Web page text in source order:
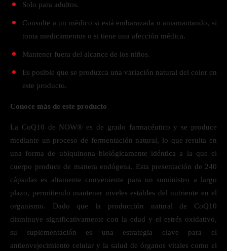
Solo para adultos.
Consulte a un médico si está embarazada o amamantando, si
toma medicamentos o si tiene una afección médica.
Mantener fuera del alcance de los niños.
Es posible que se produzca una variación natural del color en
este producto.
Conoce más de este producto
La CoQ10 de NOW® es de grado farmacéutico y se produce
mediante un proceso de fermentación natural, lo que resulta en
una forma de ubiquinona biológicamente idéntica a la que el
cuerpo produce de manera endógena. Esta presentación de 240
cápsulas es altamente conveniente para un suministro a largo
plazo, permitiendo mantener niveles estables del nutriente en el
organismo. Dado que la producción natural de CoQ10
disminuye significativamente con la edad y el estrés oxidativo,
su suplementación es una estrategia clave para el
antienvejecimiento celular y la salud de órganos vitales como el